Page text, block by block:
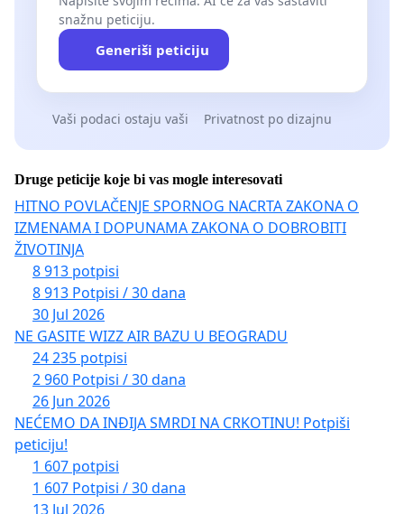
snažnu peticiju.
Generiši peticiju
Vaši podaci ostaju vaši Privatnost po dizajnu
Druge peticije koje bi vas mogle interesovati
HITNO POVLAČENJE SPORNOG NACRTA ZAKONA O
IZMENAMA I DOPUNAMA ZAKONA O DOBROBITI
ŽIVOTINJA
8 913 potpisi
8 913 Potpisi / 30 dana
30 Jul 2026
NE GASITE WIZZ AIR BAZU U BEOGRADU
24 235 potpisi
2 960 Potpisi / 30 dana
26 Jun 2026
NEĆEMO DA INĐIJA SMRDI NA CRKOTINU! Potpiši
peticiju!
1 607 potpisi
1 607 Potpisi / 30 dana
13 Jul 2026